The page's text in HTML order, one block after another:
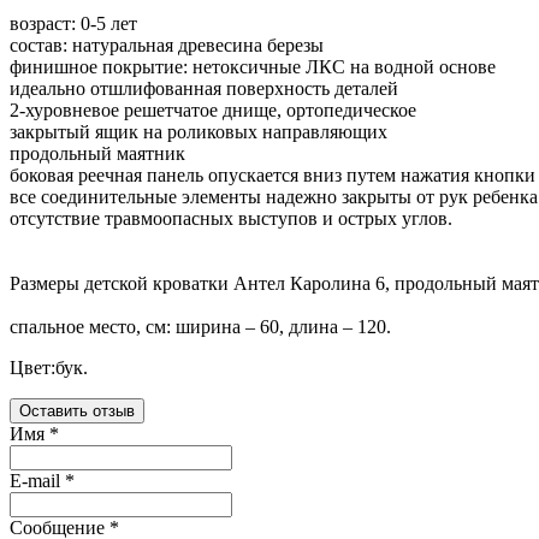
возраст: 0-5 лет
состав: натуральная древесина березы
финишное покрытие: нетоксичные ЛКС на водной основе
идеально отшлифованная поверхность деталей
2-хуровневое решетчатое днище, ортопедическое
закрытый ящик на роликовых направляющих
продольный маятник
боковая реечная панель опускается вниз путем нажатия кнопки
все соединительные элементы надежно закрыты от рук ребенка
отсутствие травмоопасных выступов и острых углов.
Размеры детской кроватки Антел Каролина 6, продольный
спальное место, см: ширина – 60, длина – 120.
Цвет:бук.
Оставить отзыв
Имя *
E-mail *
Сообщение *